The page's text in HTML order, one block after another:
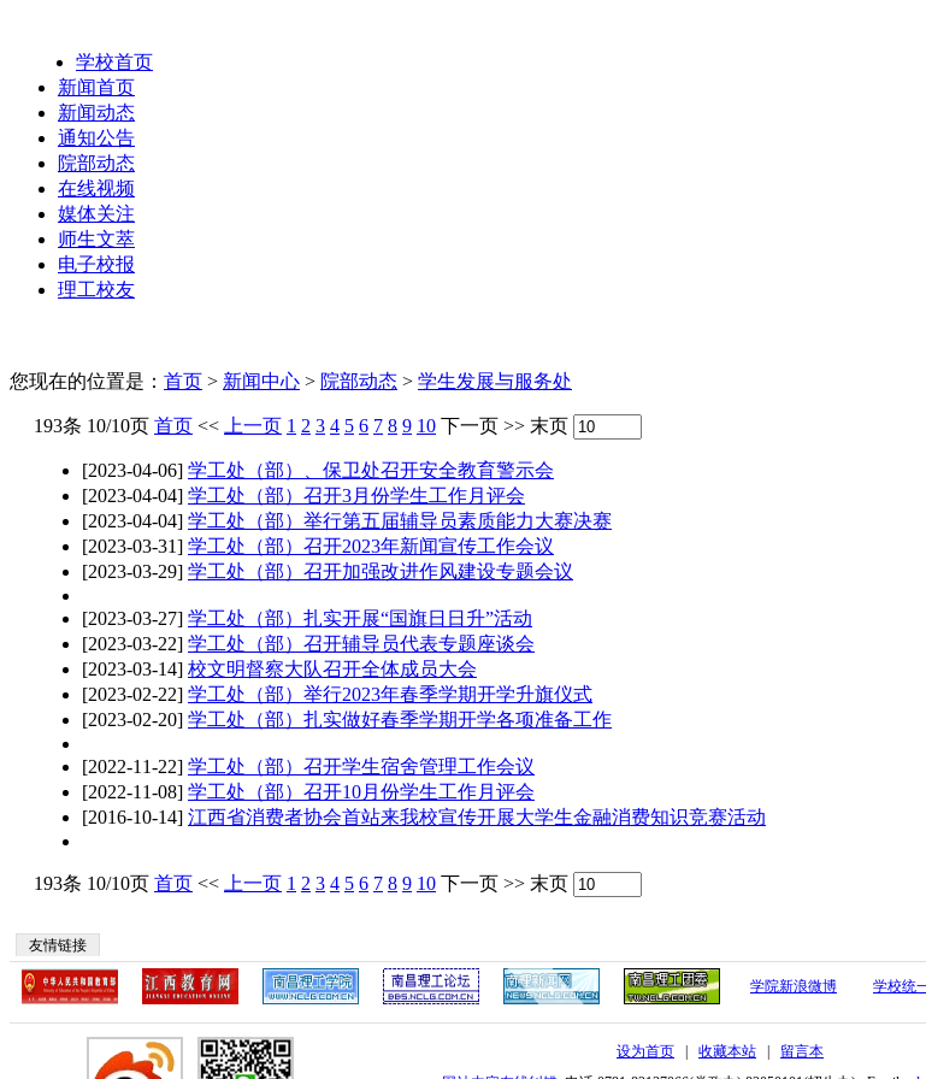
学校首页
新闻首页
新闻动态
通知公告
院部动态
在线视频
媒体关注
师生文萃
电子校报
理工校友
您现在的位置是： 首页 > 新闻中心 > 院部动态 > 学生发展与服务处
193条 10/10页 首页 << 上一页 1 2 3 4 5 6 7 8 9 10 下一页 >> 末页
[2023-04-06] 学工处（部）、保卫处召开安全教育警示会
[2023-04-04] 学工处（部）召开3月份学生工作月评会
[2023-04-04] 学工处（部）举行第五届辅导员素质能力大赛决赛
[2023-03-31] 学工处（部）召开2023年新闻宣传工作会议
[2023-03-29] 学工处（部）召开加强改进作风建设专题会议
[2023-03-27] 学工处（部）扎实开展“国旗日日升”活动
[2023-03-22] 学工处（部）召开辅导员代表专题座谈会
[2023-03-14] 校文明督察大队召开全体成员大会
[2023-02-22] 学工处（部）举行2023年春季学期开学升旗仪式
[2023-02-20] 学工处（部）扎实做好春季学期开学各项准备工作
[2022-11-22] 学工处（部）召开学生宿舍管理工作会议
[2022-11-08] 学工处（部）召开10月份学生工作月评会
[2016-10-14] 江西省消费者协会首站来我校宣传开展大学生金融消费知识竞赛活动
193条 10/10页 首页 << 上一页 1 2 3 4 5 6 7 8 9 10 下一页 >> 末页
友情链接
学院新浪微博 学校统
设为首页 收藏本站
留言本